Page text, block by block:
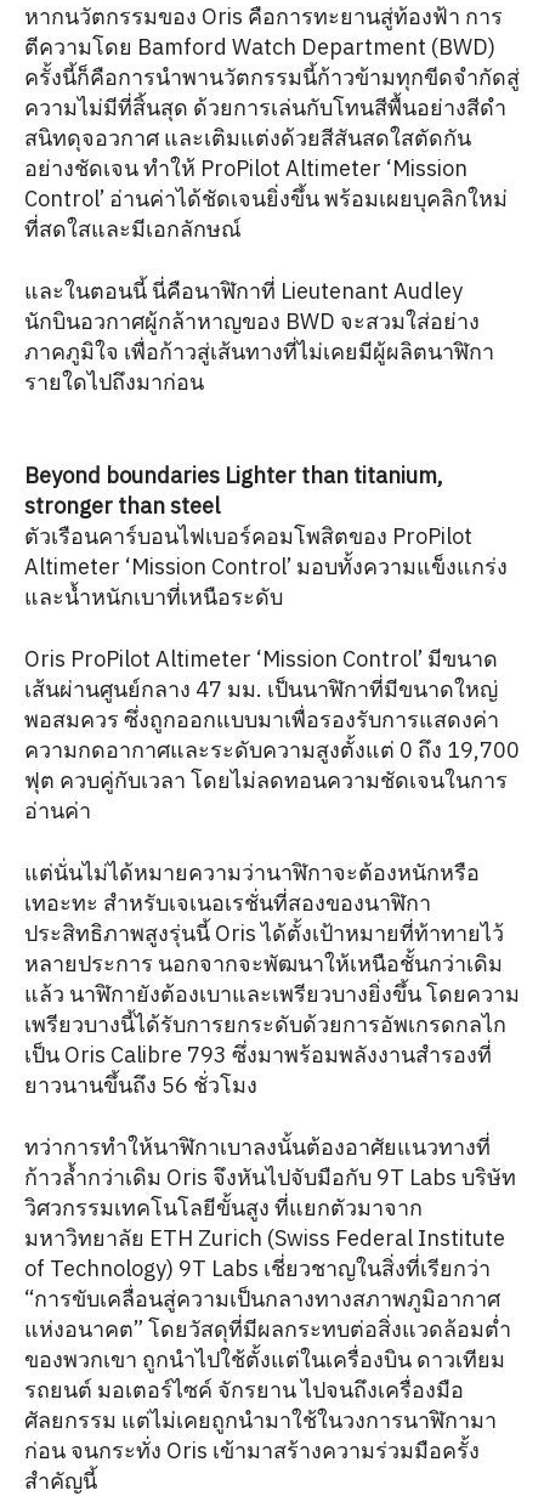
หากนวัตกรรมของ Oris คือการทะยานสู่ท้องฟ้า การ
ตีความโดย Bamford Watch Department (BWD)
ครั้งนี้ก็คือการนำพานวัตกรรมนี้ก้าวข้ามทุกขีดจำกัดสู่
ความไม่มีที่สิ้นสุด ด้วยการเล่นกับโทนสีพื้นอย่างสีดำ
สนิทดุจอวกาศ และเติมแต่งด้วยสีสันสดใสตัดกัน
อย่างชัดเจน ทำให้ ProPilot Altimeter ‘Mission
Control’ อ่านค่าได้ชัดเจนยิ่งขึ้น พร้อมเผยบุคลิกใหม่
ที่สดใสและมีเอกลักษณ์
และในตอนนี้ นี่คือนาฬิกาที่ Lieutenant Audley
นักบินอวกาศผู้กล้าหาญของ BWD จะสวมใส่อย่าง
ภาคภูมิใจ เพื่อก้าวสู่เส้นทางที่ไม่เคยมีผู้ผลิตนาฬิกา
รายใดไปถึงมาก่อน
Beyond boundaries Lighter than titanium,
stronger than steel
ตัวเรือนคาร์บอนไฟเบอร์คอมโพสิตของ ProPilot
Altimeter ‘Mission Control’ มอบทั้งความแข็งแกร่ง
และน้ำหนักเบาที่เหนือระดับ
Oris ProPilot Altimeter ‘Mission Control’ มีขนาด
เส้นผ่านศูนย์กลาง 47 มม. เป็นนาฬิกาที่มีขนาดใหญ่
พอสมควร ซึ่งถูกออกแบบมาเพื่อรองรับการแสดงค่า
ความกดอากาศและระดับความสูงตั้งแต่ 0 ถึง 19,700
ฟุต ควบคู่กับเวลา โดยไม่ลดทอนความชัดเจนในการ
อ่านค่า
แต่นั่นไม่ได้หมายความว่านาฬิกาจะต้องหนักหรือ
เทอะทะ สำหรับเจเนอเรชั่นที่สองของนาฬิกา
ประสิทธิภาพสูงรุ่นนี้ Oris ได้ตั้งเป้าหมายที่ท้าทายไว้
หลายประการ นอกจากจะพัฒนาให้เหนือชั้นกว่าเดิม
แล้ว นาฬิกายังต้องเบาและเพรียวบางยิ่งขึ้น โดยความ
เพรียวบางนี้ได้รับการยกระดับด้วยการอัพเกรดกลไก
เป็น Oris Calibre 793 ซึ่งมาพร้อมพลังงานสำรองที่
ยาวนานขึ้นถึง 56 ชั่วโมง
ทว่าการทำให้นาฬิกาเบาลงนั้นต้องอาศัยแนวทางที่
ก้าวล้ำกว่าเดิม Oris จึงหันไปจับมือกับ 9T Labs บริษัท
วิศวกรรมเทคโนโลยีขั้นสูง ที่แยกตัวมาจาก
มหาวิทยาลัย ETH Zurich (Swiss Federal Institute
of Technology) 9T Labs เชี่ยวชาญในสิ่งที่เรียกว่า
“การขับเคลื่อนสู่ความเป็นกลางทางสภาพภูมิอากาศ
แห่งอนาคต” โดยวัสดุที่มีผลกระทบต่อสิ่งแวดล้อมต่ำ
ของพวกเขา ถูกนำไปใช้ตั้งแต่ในเครื่องบิน ดาวเทียม
รถยนต์ มอเตอร์ไซค์ จักรยาน ไปจนถึงเครื่องมือ
ศัลยกรรม แต่ไม่เคยถูกนำมาใช้ในวงการนาฬิกามา
ก่อน จนกระทั่ง Oris เข้ามาสร้างความร่วมมือครั้ง
สำคัญนี้